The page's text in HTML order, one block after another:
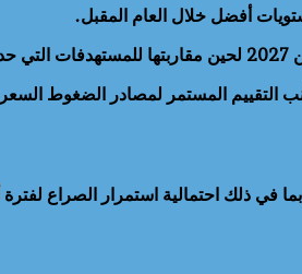
أفضل خلال العام المقبل.
المستمر لمصادر الضغوط
احتمالية استمرار الصراع لفترة